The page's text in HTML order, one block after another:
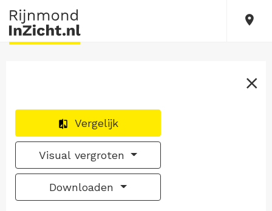
Vergelijk
Visual vergroten
Downloaden